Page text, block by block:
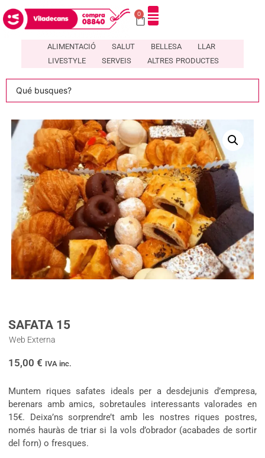
0
ALIMENTACIÓ SALUT BELLESA
LLAR
LIVESTYLE
SERVEIS ALTRES PRODUCTES
SAFATA 15
Web Externa
15,00 € IVA inc.
Muntem riques safates ideals per a desdejunis d’empresa,
berenars amb amics, sobretaules interessants valorades en
15€. Deixa’ns sorprendre’t amb les nostres riques postres,
només hauràs de triar si la vols d’obrador (acabades de sortir
del forn) o fresques.